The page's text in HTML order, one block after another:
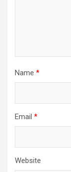
Name *
Email *
Website